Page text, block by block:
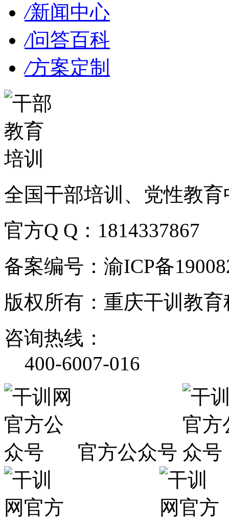
/新闻中心
/问答百科
/方案定制
全国干部培训、党性教
官方Q Q：1814337867
备案编号：渝ICP备
版权所有：重庆干训教
咨询热线：
400-6007-016
官方公众号